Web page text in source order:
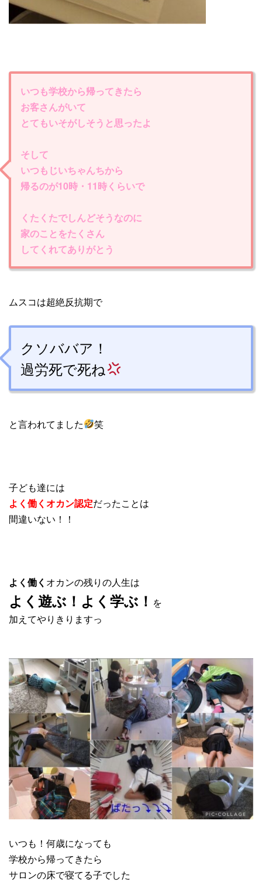
いつも学校から帰ってきたら
お客さんがいて
とてもいそがしそうと思ったよ
そして
いつもじいちゃんちから
帰るのが10時・11時くらいで
くたくたでしんどそうなのに
家のことをたくさん
してくれてありがとう
ムスコは超絶反抗期で
クソババア！
過労死で死ね
と言われてました 笑
子ども達には
よく働くオカン認定だったことは
間違いない！！
よく働く オカンの残りの人生は
よく遊ぶ！よく学ぶ！ を
加えてやりきりますっ
いつも！何歳になっても
学校から帰ってきたら
サロンの床で寝てる子でした